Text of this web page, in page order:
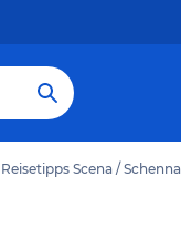
Reisetipps Scena / Schenna